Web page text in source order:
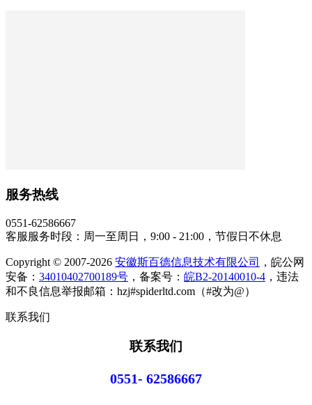
服务热线
0551-62586667
客服服务时段：周一至周日，9:00 - 21:00，节假日不休息
Copyright © 2007-2026 安徽斯百德信息技术有限公司
，皖公网
安备： 34010402700189号 ，备案号： 皖B2-20140010-4 ，违法
和不良信息举报邮箱：hzj#spiderltd.com（#改为@）
联系我们
联系我们
0551- 62586667